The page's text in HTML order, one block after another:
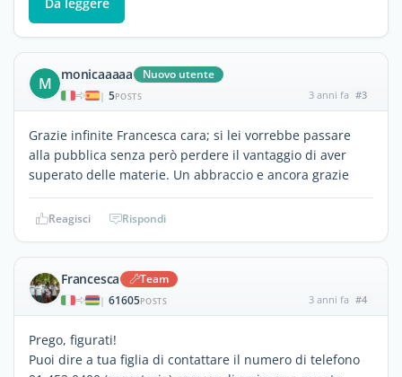
Da leggere
M monicaaaaa Nuovo utente
| 5POSTS 3 anni fa #3
Grazie infinite Francesca cara; si lei vorrebbe passare
alla pubblica senza però perdere il vantaggio di aver
superato delle materie. Un abbraccio e ancora grazie
Reagisci Rispondi
Francesca Team
| 61605POSTS 3 anni fa #4
Prego, figurati!
Puoi dire a tua figlia di contattare il numero di telefono